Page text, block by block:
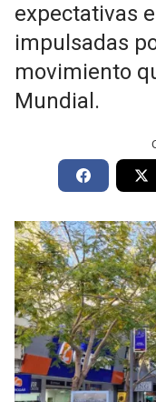
expectativas
impulsadas
movimiento
Mundial.